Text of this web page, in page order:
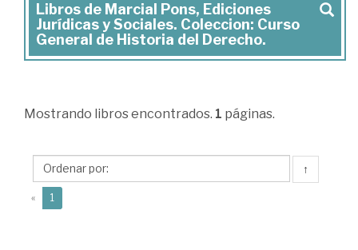
Marcial
Pons,
Ediciones
y
Coleccion:
Curso
General
Libros de Marcial Pons, Ediciones
Jurídicas y Sociales. Coleccion: Curso
General de Historia del Derecho.
Mostrando libros encontrados. 1 páginas.
↑
« 1